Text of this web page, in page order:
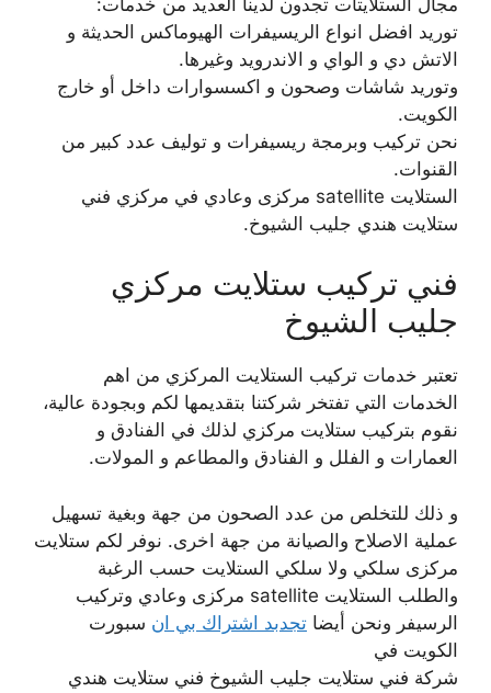
توريد افضل انواع الريسيفرات الهيوماكس الحديثة و
الاتش دي و الواي و الاندرويد وغيرها.
وتوريد شاشات وصحون و اكسسوارات داخل أو خارج
الكويت.
نحن تركيب وبرمجة ريسيفرات و توليف عدد كبير من
القنوات.
الستلايت satellite مركزى وعادي في مركزي فني
ستلايت هندي جليب الشيوخ.
فني تركيب ستلايت مركزي
جليب الشيوخ
تعتبر خدمات تركيب الستلايت المركزي من اهم
الخدمات التي تفتخر شركتنا بتقديمها لكم وبجودة عالية،
نقوم بتركيب ستلايت مركزي لذلك في الفنادق و
العمارات و الفلل و الفنادق والمطاعم و المولات.
و ذلك للتخلص من عدد الصحون من جهة وبغية تسهيل
عملية الاصلاح والصيانة من جهة اخرى. نوفر لكم ستلايت
مركزى سلكي ولا سلكي الستلايت حسب الرغبة
والطلب الستلايت satellite مركزى وعادي وتركيب
الرسيفر ونحن أيضا تجدبد اشتراك بي ان سبورت
الكويت في
شركة فني ستلايت جليب الشيوخ فني ستلايت هندي